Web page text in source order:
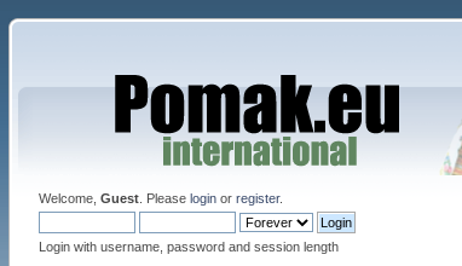
Welcome, Guest. Please loginor register.
Login with username, password and session length